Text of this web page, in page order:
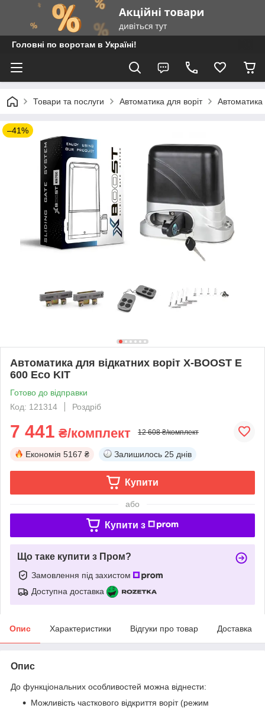
Головні по воротам в Україні!
Товари та послуги Автоматика для воріт Автоматика
–41%
Автоматика для відкатних воріт X-BOOST E
600 Eco KIT
Готово до відправки
Код: 121314
Роздріб
7 441 ₴/комплект 12 608 ₴/комплект
Економія 5167 ₴ Залишилось 25 днів
Купити
або
Купити з
Що таке купити з Пром?
Замовлення під захистом
Доступна доставка
Опис Характеристики Відгуки про товар Доставка
Опис
До функціональних особливостей можна віднести:
Можливість часткового відкриття воріт (режим